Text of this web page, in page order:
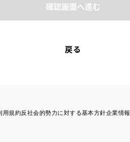
確認画面へ進む
戻る
用規約反社会的勢力に対する基本方針企業情報